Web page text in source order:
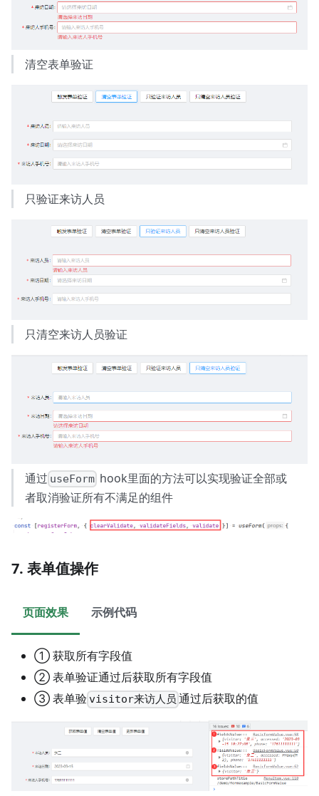
清空表单验证
只验证来访人员
只清空来访人员验证
通过 useForm hook里面的方法可以实现验证全部或
者取消验证所有不满足的组件
7. 表单值操作
页面效果 示例代码
① 获取所有字段值
② 表单验证通过后获取所有字段值
③ 表单验 visitor来访人员 通过后获取的值